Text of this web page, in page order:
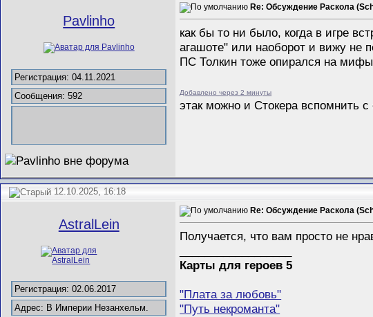
Pavlinho
Регистрация: 04.11.2021
Сообщения: 592
Re: Обсуждение Раскола
как бы то ни было, когда в игре
агашоте" или наоборот и вижу не
ПС Толкин тоже опирался на
Добавлено через 2 минуты
этак можно и Стокера вспомнить с
12.10.2025, 16:18
AstralLein
Регистрация: 02.06.2017
Адрес: В Империи Незанхельм.
Re: Обсуждение Раскола
Получается, что вам просто не
Карты для героев 5
"Плата за любовь"
"Путь некроманта"